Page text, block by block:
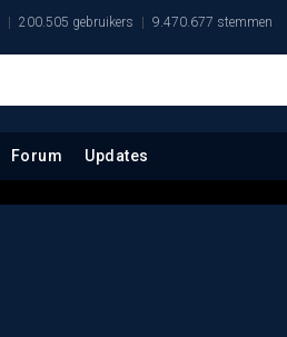
200.505 gebruikers 9.470.677 stemmen
Forum Updates